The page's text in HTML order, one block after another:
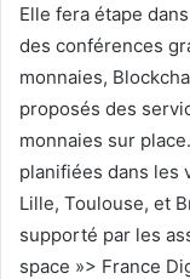
Elle fera étape
des conférences
monnaies,
proposés des
monnaies sur
planifiées dans les
Lille, Toulouse, et
supporté par les
space »> France